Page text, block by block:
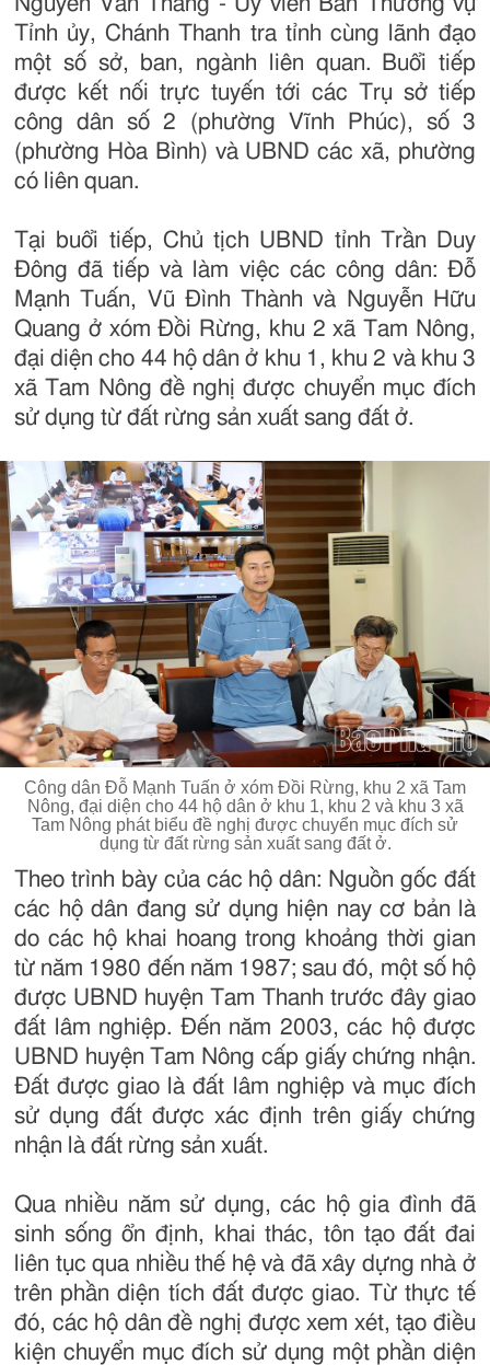
Tỉnh ủy, Chánh Thanh tra tỉnh cùng lãnh đạo
một số sở, ban, ngành liên quan. Buổi tiếp
được kết nối trực tuyến tới các Trụ sở tiếp
công dân số 2 (phường Vĩnh Phúc), số 3
(phường Hòa Bình) và UBND các xã, phường
có liên quan.
Tại buổi tiếp, Chủ tịch UBND tỉnh Trần Duy
Đông đã tiếp và làm việc các công dân: Đỗ
Mạnh Tuấn, Vũ Đình Thành và Nguyễn Hữu
Quang ở xóm Đồi Rừng, khu 2 xã Tam Nông,
đại diện cho 44 hộ dân ở khu 1, khu 2 và khu 3
xã Tam Nông đề nghị được chuyển mục đích
sử dụng từ đất rừng sản xuất sang đất ở.
Công dân Đỗ Mạnh Tuấn ở xóm Đồi Rừng, khu 2 xã Tam
Nông, đại diện cho 44 hộ dân ở khu 1, khu 2 và khu 3 xã
Tam Nông phát biểu đề nghị được chuyển mục đích sử
dụng từ đất rừng sản xuất sang đất ở.
Theo trình bày của các hộ dân: Nguồn gốc đất
các hộ dân đang sử dụng hiện nay cơ bản là
do các hộ khai hoang trong khoảng thời gian
từ năm 1980 đến năm 1987; sau đó, một số hộ
được UBND huyện Tam Thanh trước đây giao
đất lâm nghiệp. Đến năm 2003, các hộ được
UBND huyện Tam Nông cấp giấy chứng nhận.
Đất được giao là đất lâm nghiệp và mục đích
sử dụng đất được xác định trên giấy chứng
nhận là đất rừng sản xuất.
Qua nhiều năm sử dụng, các hộ gia đình đã
sinh sống ổn định, khai thác, tôn tạo đất đai
liên tục qua nhiều thế hệ và đã xây dựng nhà ở
trên phần diện tích đất được giao. Từ thực tế
đó, các hộ dân đề nghị được xem xét, tạo điều
kiện chuyển mục đích sử dụng một phần diện